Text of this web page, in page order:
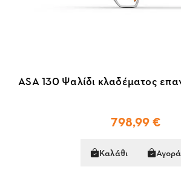
ASA 130 Ψαλίδι κλαδέματος
798,99 €
Καλάθι Αγορά